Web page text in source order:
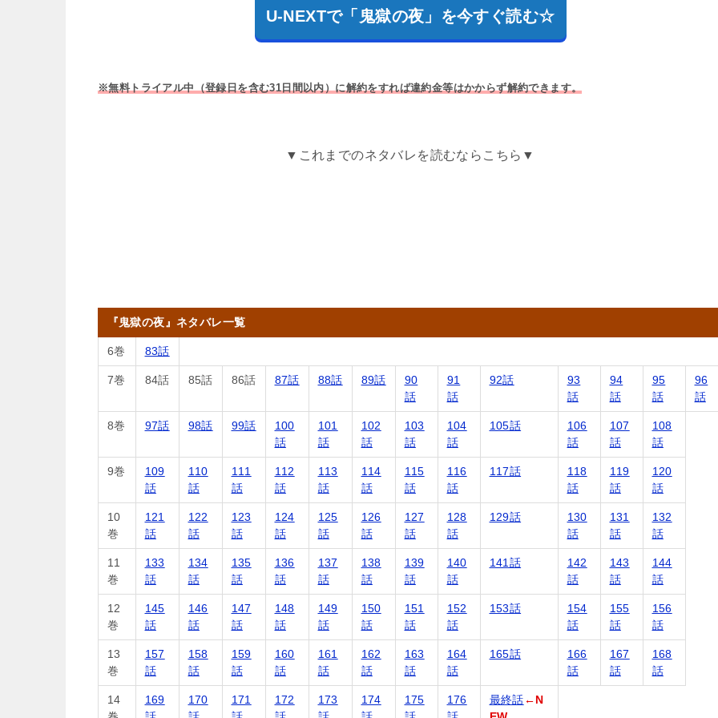
U-NEXTで「鬼獄の夜」を今すぐ読む☆
※無料トライアル中（登録日を含む31日間以内）に解約をすれば違約金等はかからず解約できます。
▼これまでのネタバレを読むならこちら▼
『鬼獄の夜』ネタバレ一覧
6巻 83話
7巻 84話 85話 86話 87話 88話 89話
90
話
91
話
92話
93
話
94
話
95
話
96
話
8巻 97話 98話 99話
100
話
101
話
102
話
103
話
104
話
105話
106
話
107
話
108
話
9巻
109
話
110
話
111
話
112
話
113
話
114
話
115
話
116
話
117話
118
話
119
話
120
話
10
巻
121
話
122
話
123
話
124
話
125
話
126
話
127
話
128
話
129話
130
話
131
話
132
話
11
巻
133
話
134
話
135
話
136
話
137
話
138
話
139
話
140
話
141話
142
話
143
話
144
話
12
巻
145
話
146
話
147
話
148
話
149
話
150
話
151
話
152
話
153話
154
話
155
話
156
話
13
巻
157
話
158
話
159
話
160
話
161
話
162
話
163
話
164
話
165話
166
話
167
話
168
話
14
169
170
171
172
173
174
175
176
最終話 ←N